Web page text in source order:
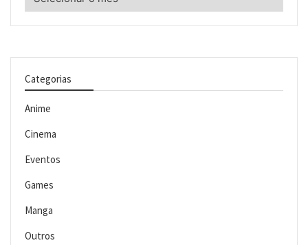
Categorias
Anime
Cinema
Eventos
Games
Manga
Outros